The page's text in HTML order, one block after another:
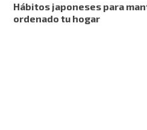
Hábitos japoneses para
ordenado tu hogar